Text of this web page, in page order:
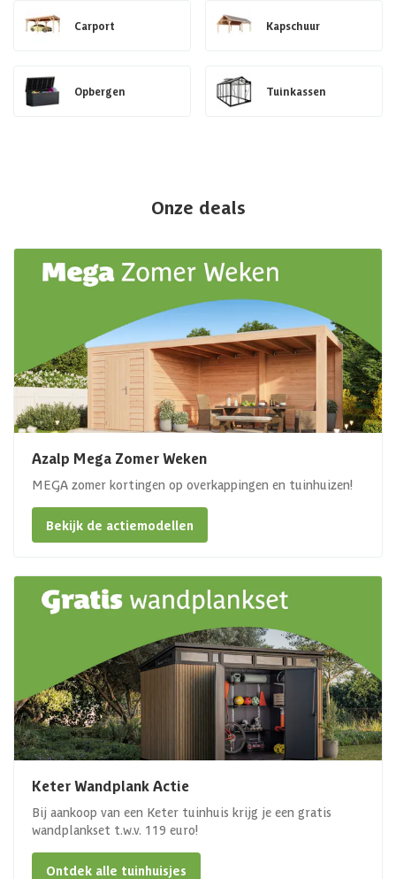
Carport Kapschuur
Opbergen Tuinkassen
Onze deals
Azalp Mega Zomer Weken
MEGA zomer kortingen op overkappingen en tuinhuizen!
Bekijk de actiemodellen
Keter Wandplank Actie
Bij aankoop van een Keter tuinhuis krijg je een gratis
wandplankset t.w.v. 119 euro!
Ontdek alle tuinhuisjes